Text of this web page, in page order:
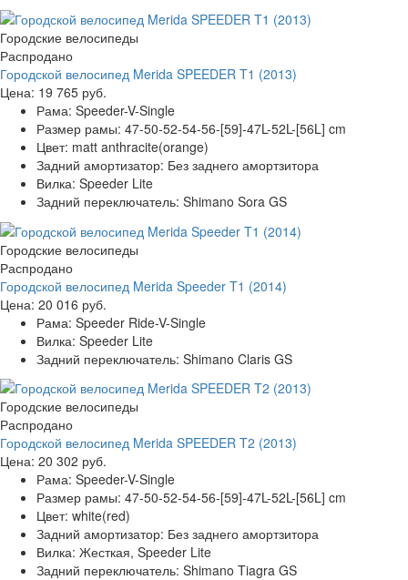
Городские велосипеды
Распродано
Городской велосипед Merida SPEEDER T1 (2013)
Цена: 19 765 руб.
Рама: Speeder-V-Single
Размер рамы: 47-50-52-54-56-[59]-47L-52L-[56L] cm
Цвет: matt anthracite(orange)
Задний амортизатор: Без заднего амортзитора
Вилка: Speeder Lite
Задний переключатель: Shimano Sora GS
Городские велосипеды
Распродано
Городской велосипед Merida Speeder T1 (2014)
Цена: 20 016 руб.
Рама: Speeder Ride-V-Single
Вилка: Speeder Lite
Задний переключатель: Shimano Claris GS
Городские велосипеды
Распродано
Городской велосипед Merida SPEEDER T2 (2013)
Цена: 20 302 руб.
Рама: Speeder-V-Single
Размер рамы: 47-50-52-54-56-[59]-47L-52L-[56L] cm
Цвет: white(red)
Задний амортизатор: Без заднего амортзитора
Вилка: Жесткая, Speeder Lite
Задний переключатель: Shimano Tiagra GS